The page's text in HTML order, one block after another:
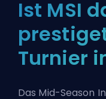
Ist MSI
Turnier
Das Mid-Season